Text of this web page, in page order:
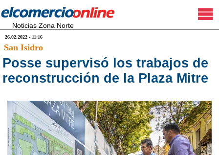
Noticias Zona Norte
26.02.2022 - 11:16
San Isidro
Posse supervisó los trabajos de
reconstrucción de la Plaza Mitre